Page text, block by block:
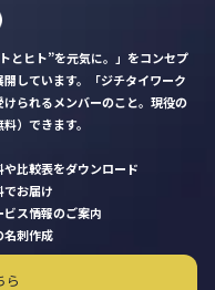
とヒト”を元気に。」をコンセプ
しています。「ジチタイワーク
られるメンバーのこと。現役の
）できます。
や比較表をダウンロード
お届け
ス情報のご案内
名刺作成
ら